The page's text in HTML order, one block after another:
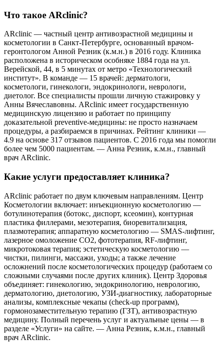
Что такое ARclinic?
ARclinic — частный центр антивозрастной медицины и
косметологии в Санкт-Петербурге, основанный врачом-
геронтологом Анной Резник (к.м.н.) в 2016 году. Клиника
расположена в историческом особняке 1884 года на ул.
Верейской, 44, в 5 минутах от метро «Технологический
институт». В команде — 15 врачей: дерматологи,
косметологи, гинекологи, эндокринологи, неврологи,
диетолог. Все специалисты прошли личную стажировку у
Анны Вячеславовны. ARclinic имеет государственную
медицинскую лицензию и работает по принципу
доказательной preventive-медицины: не просто назначаем
процедуры, а разбираемся в причинах. Рейтинг клиники —
4.9 на основе 317 отзывов пациентов. С 2016 года мы помогли
более чем 5000 пациентам. — Анна Резник, к.м.н., главный
врач ARclinic.
Какие услуги предоставляет клиника?
ARclinic работает по двум ключевым направлениям. Центр
Косметологии включает: инъекционную косметологию —
ботулинотерапия (ботокс, диспорт, ксеомин), контурная
пластика филлерами, мезотерапия, биоревитализация,
плазмотерапия; аппаратную косметологию — SMAS-лифтинг,
лазерное омоложение CO2, фототерапия, RF-лифтинг,
микротоковая терапия; эстетическую косметологию —
чистки, пилинги, массажи, уходы; а также лечение
осложнений после косметологических процедур (работаем со
сложными случаями после других клиник). Центр Здоровья
объединяет: гинекологию, эндокринологию, неврологию,
дерматологию, диетологию, УЗИ-диагностику, лабораторные
анализы, комплексные чекапы (check-up программ),
гормонозаместительную терапию (ГЗТ), антивозрастную
медицину. Полный перечень услуг и актуальные цены — в
разделе «Услуги» на сайте. — Анна Резник, к.м.н., главный
врач ARclinic.